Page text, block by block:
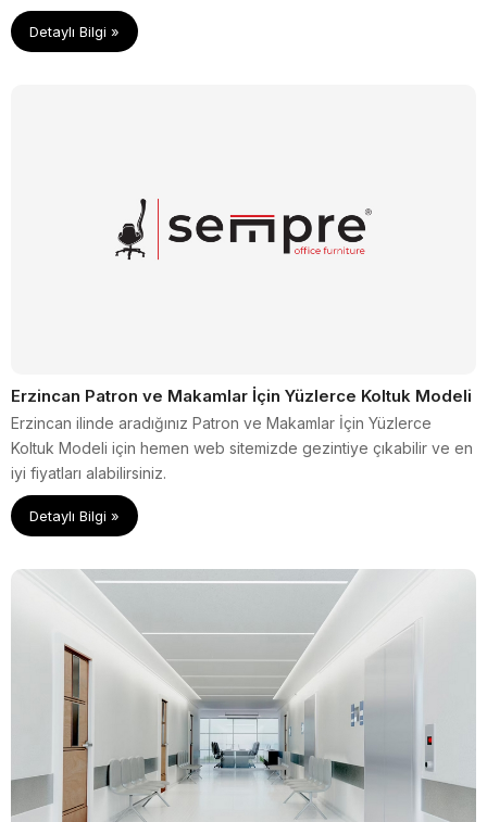
Detaylı Bilgi »
Erzincan Patron ve Makamlar İçin Yüzlerce Koltuk Modeli
Erzincan ilinde aradığınız Patron ve Makamlar İçin Yüzlerce
Koltuk Modeli için hemen web sitemizde gezintiye çıkabilir ve en
iyi fiyatları alabilirsiniz.
Detaylı Bilgi »